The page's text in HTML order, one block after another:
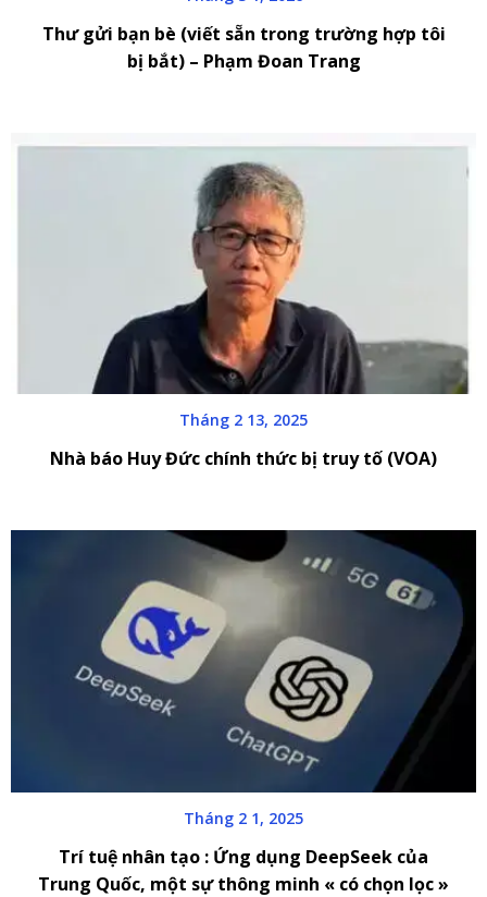
Thư gửi bạn bè (viết sẵn trong trường hợp tôi
bị bắt) – Phạm Đoan Trang
Tháng 2 13, 2025
Nhà báo Huy Đức chính thức bị truy tố (VOA)
Tháng 2 1, 2025
Trí tuệ nhân tạo : Ứng dụng DeepSeek của
Trung Quốc, một sự thông minh « có chọn lọc »